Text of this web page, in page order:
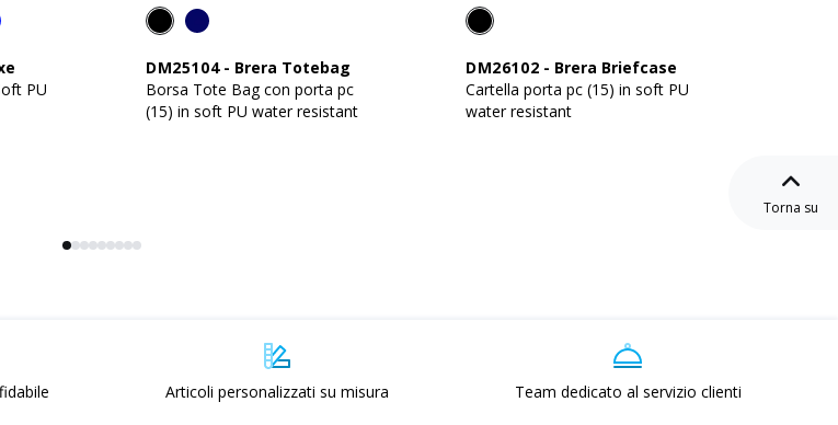
PU
DM25104- Brera Totebag
Borsa Tote Bag con porta pc
(15) in soft PU water resistant
DM26102 - Brera Briefcase
Cartella porta pc (15) in soft PU
water resistant
Torna su
Articoli personalizzati su misura Team dedicato al servizio clienti